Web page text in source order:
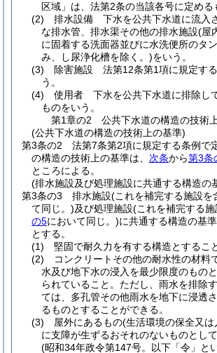
区域」は、法第2条の当該各号に定める
(2)
排水設備 下水を公共下水道に流入
な排水管、排水渠その他の排水施設(屋
に固着する洗面器並びに水洗便所のタ
み、し尿浄化槽を除く。)をいう。
(3)
除害施設 法第12条第1項に規定す
う。
(4)
使用者 下水を公共下水道に排除し
ものをいう。
第1章の2
公共下水道の構造の技術
(公共下水道の構造の技術上の基準)
第3条の2
法第7条第2項に規定する条例で
の構造の技術上の基準は、 次条から第3条
ところによる。
(排水施設及び処理施設に共通する構造の
第3条の3
排水施設(これを補完する施設を
て同じ。)及び処理施設(これを補完する施
の5において同じ。)に共通する構造の基
とする。
(1)
堅固で耐久力を有する構造とすること
(2)
コンクリートその他の耐水性の材料
水及び地下水の浸入を最少限度のもの
られていること。 ただし、雨水を排除
ては、多孔管その他雨水を地下に浸透
るものとすることができる。
(3)
屋外にあるもの(生活環境の保全又
に支障が生ずるおそれのないものとし
(昭和34年政令第147号。以下「令」と